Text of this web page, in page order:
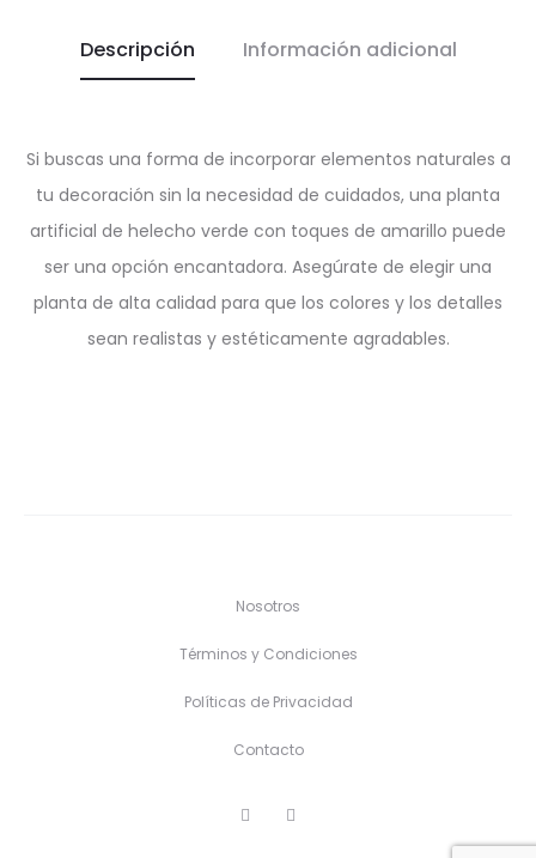
Descripción Información adicional
Si buscas una forma de incorporar elementos naturales a
tu decoración sin la necesidad de cuidados, una planta
artificial de helecho verde con toques de amarillo puede
ser una opción encantadora. Asegúrate de elegir una
planta de alta calidad para que los colores y los detalles
sean realistas y estéticamente agradables.
Nosotros
Términos y Condiciones
Políticas de Privacidad
Contacto